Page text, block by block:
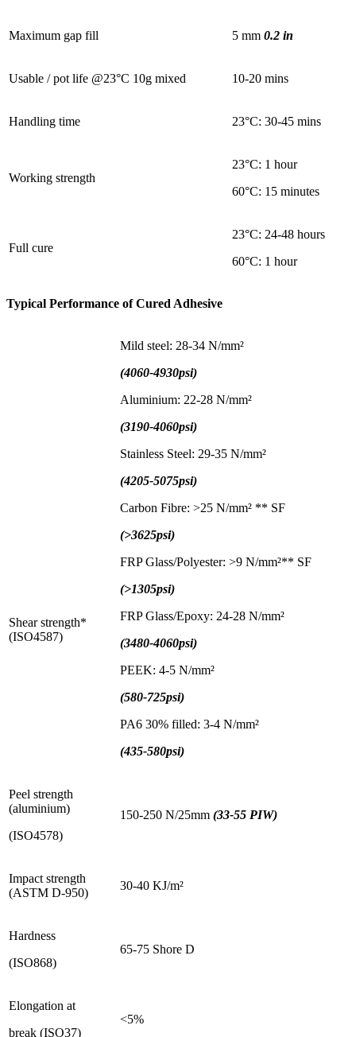
Maximum gap fill 5 mm 0.2 in
Usable / pot life @23°C 10g mixed 10-20 mins
Handling time 23°C: 30-45 mins
Working strength
23°C: 1 hour
60°C: 15 minutes
Full cure
23°C: 24-48 hours
60°C: 1 hour
Typical Performance of Cured Adhesive
Shear strength*
(ISO4587)
Mild steel: 28-34 N/mm²
(4060-4930psi)
Aluminium: 22-28 N/mm²
(3190-4060psi)
Stainless Steel: 29-35 N/mm²
(4205-5075psi)
Carbon Fibre: >25 N/mm² ** SF
(>3625psi)
FRP Glass/Polyester: >9 N/mm²** SF
(>1305psi)
FRP Glass/Epoxy: 24-28 N/mm²
(3480-4060psi)
PEEK: 4-5 N/mm²
(580-725psi)
PA6 30% filled: 3-4 N/mm²
(435-580psi)
Peel strength
(aluminium)
(ISO4578)
150-250 N/25mm (33-55 PIW)
Impact strength
(ASTM D-950)
30-40 KJ/m²
Hardness
(ISO868)
65-75 Shore D
Elongation at
break (ISO37)
<5%